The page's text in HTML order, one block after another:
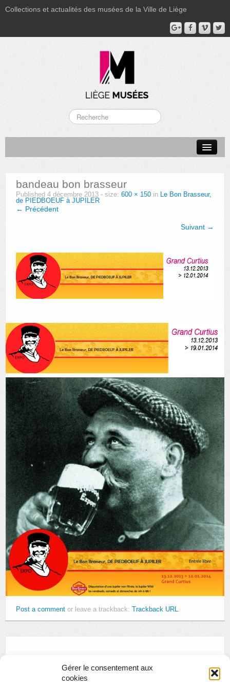
Gérer le consentement aux
cookies
Collections et actualités des musées de la Ville de Liège
MUSÉE GRÉTRY
MUSÉE DU LUMINAIRE
ANIMATIONS DES MUSÉES
PUBLICATIONS
LE PORTAIL DES COLLECTIONS
bandeau bon brasseur
Published 4 décembre 2013 - size: 600 × 150 in Le Bon Brasseur,
de PIEDBOEUF à JUPILER
← Précédent
Suivant →
Post a comment or leave a trackback: Trackback URL.
Laisser un commentaire